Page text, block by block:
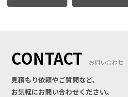
CONTACT お問い合わせ
見積もり依頼やご質問など、
お気軽にお問い合わせください。